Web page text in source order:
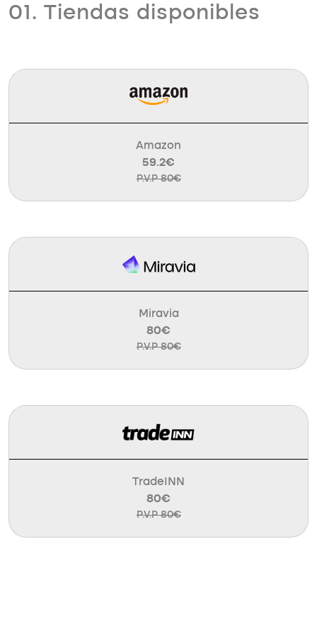
01. Tiendas disponibles
Amazon
59.2€
P.V.P 80€
Miravia
80€
P.V.P 80€
TradeINN
80€
P.V.P 80€